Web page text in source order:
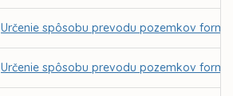
Určenie spôsobu prevodu pozemkov
Určenie spôsobu prevodu pozemkov